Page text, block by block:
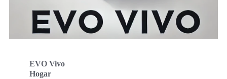
EVO Vivo
Hogar